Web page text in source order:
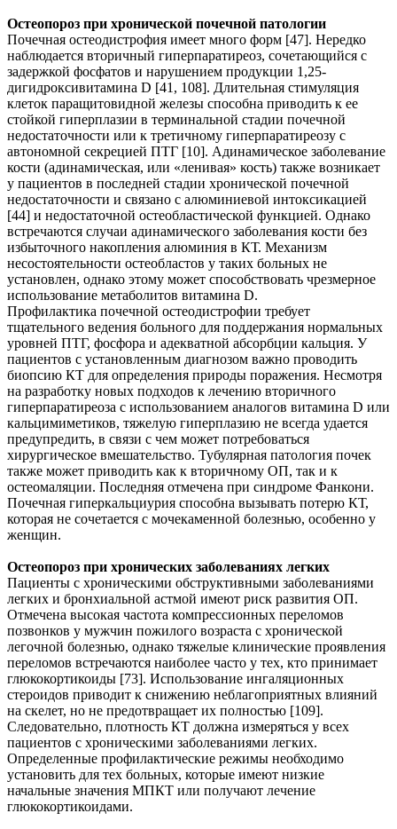
Остеопороз при хронической почечной патологии
Почечная остеодистрофия имеет много форм [47]. Нередко
наблюдается вторичный гиперпаратиреоз, сочетающийся с
задержкой фосфатов и нарушением продукции 1,25-
дигидроксивитамина D [41, 108]. Длительная стимуляция
клеток паращитовидной железы способна приводить к ее
стойкой гиперплазии в терминальной стадии почечной
недостаточности или к третичному гиперпаратиреозу с
автономной секрецией ПТГ [10]. Адинамическое заболевание
кости (адинамическая, или «ленивая» кость) также возникает
у пациентов в последней стадии хронической почечной
недостаточности и связано с алюминиевой интоксикацией
[44] и недостаточной остеобластической функцией. Однако
встречаются случаи адинамического заболевания кости без
избыточного накопления алюминия в КТ. Механизм
несостоятельности остеобластов у таких больных не
установлен, однако этому может способствовать чрезмерное
использование метаболитов витамина D.
Профилактика почечной остеодистрофии требует
тщательного ведения больного для поддержания нормальных
уровней ПТГ, фосфора и адекватной абсорбции кальция. У
пациентов с установленным диагнозом важно проводить
биопсию КТ для определения природы поражения. Несмотря
на разработку новых подходов к лечению вторичного
гиперпаратиреоза с использованием аналогов витамина D или
кальцимиметиков, тяжелую гиперплазию не всегда удается
предупредить, в связи с чем может потребоваться
хирургическое вмешательство. Тубулярная патология почек
также может приводить как к вторичному ОП, так и к
остеомаляции. Последняя отмечена при синдроме Фанкони.
Почечная гиперкальциурия способна вызывать потерю КТ,
которая не сочетается с мочекаменной болезнью, особенно у
женщин.
Остеопороз при хронических заболеваниях легких
Пациенты с хроническими обструктивными заболеваниями
легких и бронхиальной астмой имеют риск развития ОП.
Отмечена высокая частота компрессионных переломов
позвонков у мужчин пожилого возраста с хронической
легочной болезнью, однако тяжелые клинические проявления
переломов встречаются наиболее часто у тех, кто принимает
глюкокортикоиды [73]. Использование ингаляционных
стероидов приводит к снижению неблагоприятных влияний
на скелет, но не предотвращает их полностью [109].
Следовательно, плотность КТ должна измеряться у всех
пациентов с хроническими заболеваниями легких.
Определенные профилактические режимы необходимо
установить для тех больных, которые имеют низкие
начальные значения МПКТ или получают лечение
глюкокортикоидами.